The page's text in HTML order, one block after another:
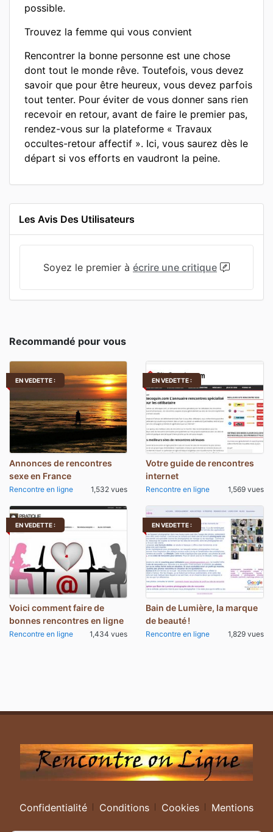
possible.
Trouvez la femme qui vous convient
Rencontrer la bonne personne est une chose
dont tout le monde rêve. Toutefois, vous devez
savoir que pour être heureux, vous devez parfois
tout tenter. Pour éviter de vous donner sans rien
recevoir en retour, avant de faire le premier pas,
rendez-vous sur la plateforme « Travaux
occultes-retour affectif ». Ici, vous saurez dès le
départ si vos efforts en vaudront la peine.
Les Avis Des Utilisateurs
Soyez le premier à écrire une critique
Recommandé pour vous
EN VEDETTE :
Annonces de rencontres
sexe en France
Rencontre en ligne 1,532 vues
EN VEDETTE :
Votre guide de rencontres
internet
Rencontre en ligne 1,569 vues
EN VEDETTE :
Voici comment faire de
bonnes rencontres en ligne
Rencontre en ligne 1,434 vues
EN VEDETTE :
Bain de Lumière, la marque
de beauté !
Rencontre en ligne 1,829 vues
Confidentialité Conditions Cookies Mentions